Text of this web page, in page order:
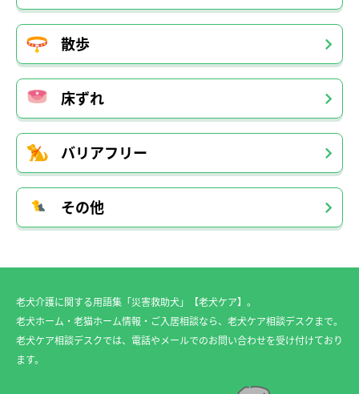
散歩
床ずれ
バリアフリー
その他
老犬介護に関する用語集「災害救助犬」【老犬ケア】。
老犬ホーム・老猫ホーム情報・ご入居相談なら、老犬ケア相談デスクまで。
老犬ケア相談デスクでは、電話やメールでのお問い合わせを受け付けており
ます。